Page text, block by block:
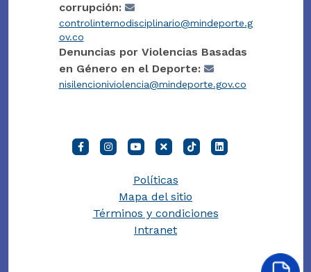
corrupción:
controlinternodisciplinario@mindeporte.g
ov.co
Denuncias por Violencias Basadas
en Género en el Deporte:
nisilencioniviolencia@mindeporte.gov.co
Políticas
Mapa del sitio
Términos y condiciones
Intranet